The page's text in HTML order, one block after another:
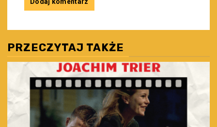
PRZECZYTAJ TAKŻE